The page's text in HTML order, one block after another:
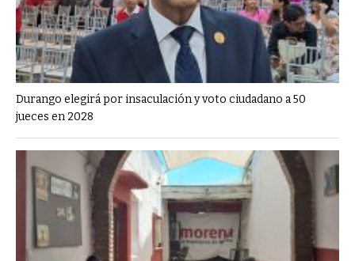
Durango elegirá por insaculación y voto ciudadano a 50
jueces en 2028